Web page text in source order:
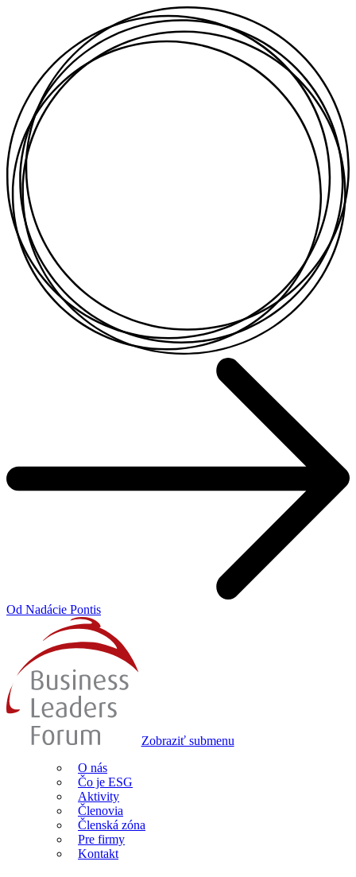
Od Nadácie Pontis
Zobraziť submenu
O nás
Čo je ESG
Aktivity
Členovia
Členská zóna
Pre firmy
Kontakt